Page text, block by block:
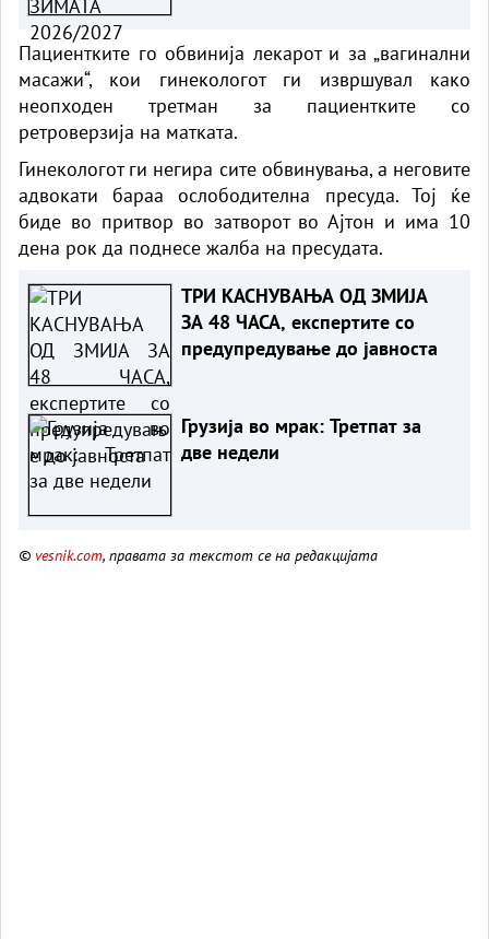
Пациентките го обвинија лекарот и за „вагинални
масажи“, кои гинекологот ги извршувал како
неопходен третман за пациентките со
ретроверзија на матката.
Гинекологот ги негира сите обвинувања, а неговите
адвокати бараа ослободителна пресуда. Тој ќе
биде во притвор во затворот во Ајтон и има 10
дена рок да поднесе жалба на пресудата.
ТРИ КАСНУВАЊА ОД ЗМИЈА
ЗА 48 ЧАСА, експертите со
предупредување до јавноста
Грузија во мрак: Третпат за
две недели
© vesnik.com, правата за текстот се на редакцијата